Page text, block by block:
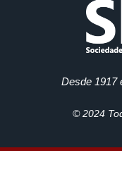
Desde 1917
© 2024